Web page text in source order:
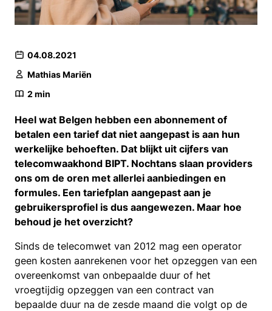
04.08.2021
Mathias Mariën
2 min
Heel wat Belgen hebben een abonnement of
betalen een tarief dat niet aangepast is aan hun
werkelijke behoeften. Dat blijkt uit cijfers van
telecomwaakhond BIPT. Nochtans slaan providers
ons om de oren met allerlei aanbiedingen en
formules. Een tariefplan aangepast aan je
gebruikersprofiel is dus aangewezen. Maar hoe
behoud je het overzicht?
Sinds de telecomwet van 2012 mag een operator
geen kosten aanrekenen voor het opzeggen van een
overeenkomst van onbepaalde duur of het
vroegtijdig opzeggen van een contract van
bepaalde duur na de zesde maand die volgt op de